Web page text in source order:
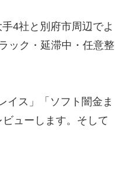
4社と別府市周辺でよ
ック・延滞中・任意整
イス」「ソフト闇金ま
ューします。そして